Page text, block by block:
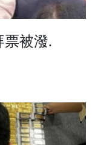
票被潑.